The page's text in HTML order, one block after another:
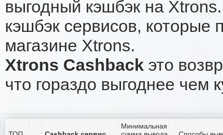
выгодный кэшбэк на
кэшбэк сервисов, которые
магазине Xtrons.
Xtrons Cashback это
что гораздо выгоднее чем
Минимальная